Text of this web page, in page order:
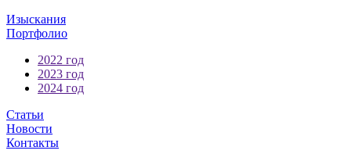
Изыскания
Портфолио
2022 год
2023 год
2024 год
Статьи
Новости
Контакты